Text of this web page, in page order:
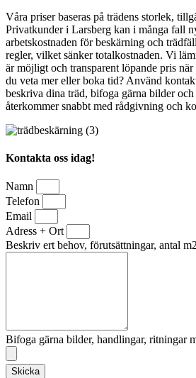
Våra priser baseras på trädens storlek,
Privatkunder i Larsberg kan i många fall
arbetskostnaden för beskärning och
regler, vilket sänker totalkostnaden. Vi
är möjligt och transparent löpande pris
du veta mer eller boka tid? Använd
beskriva dina träd, bifoga gärna bilder
återkommer snabbt med rådgivning och
Kontakta oss idag!
Namn
Telefon
Email
Adress + Ort
Beskriv ert behov, förutsättningar, antal
Bifoga gärna bilder, handlingar, ritningar
Skicka